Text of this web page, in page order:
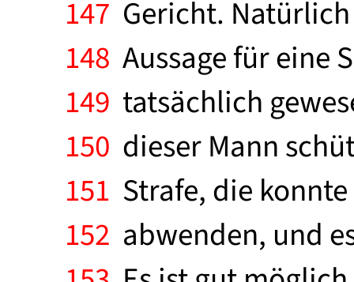
147 Gericht.
148 Aussage für eine
149 tatsächlich
150 dieser Mann
151 Strafe, die
152 abwenden, und